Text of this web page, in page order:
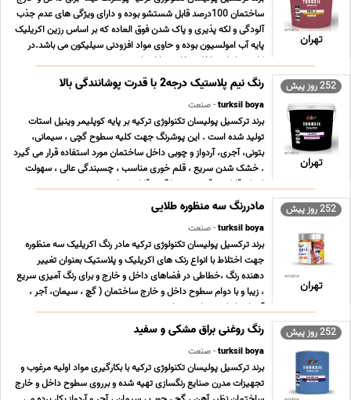
تهران
ساختمان 100درصد قابل شستشو بوده و دارای ویژگی های عدم جذب
آلودگی و لکه پذیری و پاک شدن فوق العاده که بر اساس رزین اکریلیک
پایه آب امولسیون بوده و حاوی مواد افزودنی سیلیکون می باشد.در
کلیه نماهای داخل و خارج ساختمان ب ... ...
252 روز پیش
تهران
رنگ نیم پلاستیک درجه2 با قدرت پوشانندگی بالا
turksil boya- صنعت
برند ترکسیل پولیسان تکنولوژی ترکیه بر پایه کوپلیمر وینیل استات
تولید شده است . این پوشرنگ جهت کلیه سطوح گچی ، سیمانی،
بتونی، آجری، آردواز و چوبی داخل ساختمان مورد استفاده قرار می گیرد
. خشک شدن سریع ، قلم خوری مناسب ، چسبندگی عالی ، سهولت
اجرا و قابلیت رقیق شدن با آب ، قابلیت تغی ... ...
252 روز پیش
تهران
مادررنگ سه منظوره طلایی
turksil boya- صنعت
برند ترکسیل پولیسان تکنولوژی ترکیه مادر رنگ اکریلیک سه منظوره
جهت اختلاط با انواع رنک های اکریلیک و پلاستیک بعنوان تغییر
دهنده رنگ ،خطاطی در فضاهای داخل و خارج و برای رنگ آمیزی سریع
، زیبا و با دوام سطوح داخل و خارج ساختمان ( گچ ، سیمان، آجر ،
آردواز ، ایرانیت های سیمانی ، چوبی ... ...
252 روز پیش رنگ روغنی براق مشکی و سفید
turksil boya- صنعت
برند ترکسیل پولیسان تکنولوژی ترکیه با بکارگیری مواد اولیه مرغوب و
تجهیزات مدرن صنایع رنگسازی تهیه شده و برروی سطوح داخل و خارج